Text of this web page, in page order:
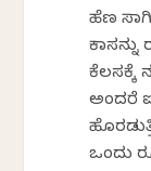
ಹೆಣ
ಕೆಲಸಕ್ಕೆ
ಅಂದರೆ
ಒಂದು